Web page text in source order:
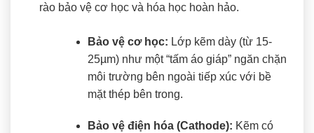
rào bảo vệ cơ học và hóa học hoàn hảo.
Bảo vệ cơ học: Lớp kẽm dày (từ 15-
25µm) như một “tấm áo giáp” ngăn chặn
môi trường bên ngoài tiếp xúc với bề
mặt thép bên trong.
Bảo vệ điện hóa (Cathode): Kẽm có